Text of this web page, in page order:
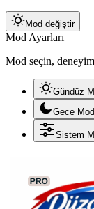
Mod değiştir
Mod Ayarları
Mod seçin,
Gündüz
Gece
Sistem